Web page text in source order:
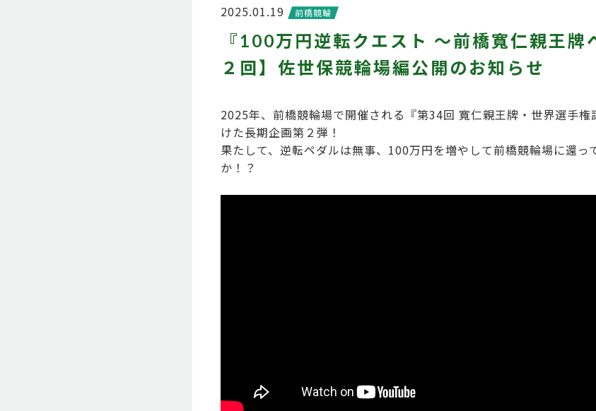
2025.01.19 前橋競輪
『100万円逆転クエスト ～前橋寬仁親王牌
２回】佐世保競輪場編公開のお知らせ
2025年、前橋競輪場で開催される『第34回 寬仁親王牌・世界選手権
けた長期企画第２弾！
果たして、逆転ペダルは無事、100万円を増やして前橋競輪場に還っ
か！？